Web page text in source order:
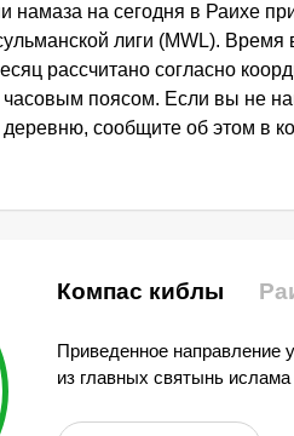
намаза на сегодня в Раихе
лиги (MWL). Время
рассчитано согласно
часовым поясом. Если вы не
деревню, сообщите об этом в
Компас киблы
Приведенное направление
из главных святынь